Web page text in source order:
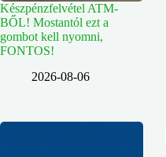
Készpénzfelvétel ATM-
BŐL! Mostantól ezt a
gombot kell nyomni,
FONTOS!
2026-08-06